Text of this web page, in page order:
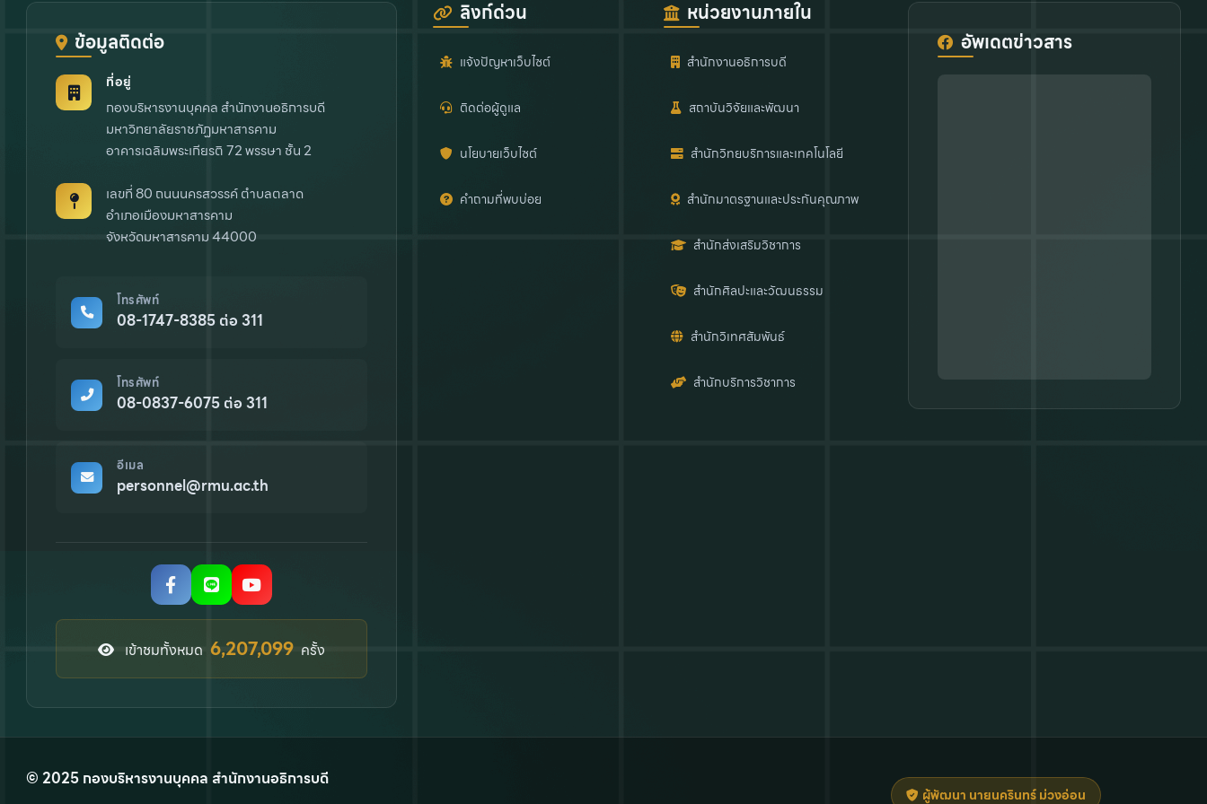
ข้อมูลติดต่อ
ที่อยู่
กองบริหารงานบุคคล สำนักงานอธิการบดี
มหาวิทยาลัยราชภัฏมหาสารคาม
อาคารเฉลิมพระเกียรติ 72 พรรษา ชั้น 2
เลขที่ 80 ถนนนครสวรรค์ ตำบลตลาด
อำเภอเมืองมหาสารคาม
จังหวัดมหาสารคาม 44000
โทรศัพท์
08-1747-8385 ต่อ 311
โทรศัพท์
08-0837-6075 ต่อ 311
อีเมล
personnel@rmu.ac.th
เข้าชมทั้งหมด 7,911,008 ครั้ง
ลิงก์ด่วน
แจ้งปัญหาเว็บไซต์
ติดต่อผู้ดูแล
นโยบายเว็บไซต์
คำถามที่พบบ่อย
หน่วยงานภายใน
สำนักงานอธิการบดี
สถาบันวิจัยและพัฒนา
สำนักวิทยบริการและเทคโนโลยี
สำนักมาตรฐานและประกันคุณภาพ
สำนักส่งเสริมวิชาการ
สำนักศิลปะและวัฒนธรรม
สำนักวิเทศสัมพันธ์
สำนักบริการวิชาการ
อัพเดตข่าวสาร
© 2025 กองบริหารงานบุคคล สำนักงานอธิการบดี
ผู้พัฒนา นายนครินทร์ ม่วงอ่อน